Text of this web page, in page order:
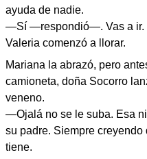
ayuda de nadie.
—Sí —respondió—. Vas a ir.
Valeria comenzó a llorar.
Mariana la abrazó, pero
camioneta, doña Socorro
veneno.
—Ojalá no se le suba. Esa
su padre. Siempre
tiene.